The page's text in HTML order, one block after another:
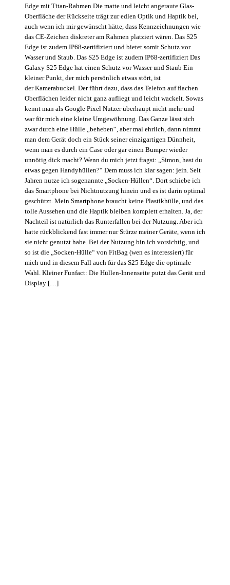
Edge mit Titan-Rahmen Die matte und leicht angeraute Glas-
Oberfläche der Rückseite trägt zur edlen Optik und Haptik bei,
auch wenn ich mir gewünscht hätte, dass Kennzeichnungen wie
das CE-Zeichen diskreter am Rahmen platziert wären. Das S25
Edge ist zudem IP68-zertifiziert und bietet somit Schutz vor
Wasser und Staub. Das S25 Edge ist zudem IP68-zertifiziert Das
Galaxy S25 Edge hat einen Schutz vor Wasser und Staub Ein
kleiner Punkt, der mich persönlich etwas stört, ist
der Kamerabuckel. Der führt dazu, dass das Telefon auf flachen
Oberflächen leider nicht ganz aufliegt und leicht wackelt. Sowas
kennt man als Google Pixel Nutzer überhaupt nicht mehr und
war für mich eine kleine Umgewöhnung. Das Ganze lässt sich
zwar durch eine Hülle „beheben“, aber mal ehrlich, dann nimmt
man dem Gerät doch ein Stück seiner einzigartigen Dünnheit,
wenn man es durch ein Case oder gar einen Bumper wieder
unnötig dick macht? Wenn du mich jetzt fragst: „Simon, hast du
etwas gegen Handyhüllen?“ Dem muss ich klar sagen: jein. Seit
Jahren nutze ich sogenannte „Socken-Hüllen“. Dort schiebe ich
das Smartphone bei Nichtnutzung hinein und es ist darin optimal
geschützt. Mein Smartphone braucht keine Plastikhülle, und das
tolle Aussehen und die Haptik bleiben komplett erhalten. Ja, der
Nachteil ist natürlich das Runterfallen bei der Nutzung. Aber ich
hatte rückblickend fast immer nur Stürze meiner Geräte, wenn ich
sie nicht genutzt habe. Bei der Nutzung bin ich vorsichtig, und
so ist die „Socken-Hülle“ von FitBag (wen es interessiert) für
mich und in diesem Fall auch für das S25 Edge die optimale
Wahl. Kleiner Funfact: Die Hüllen-Innenseite putzt das Gerät und
Display […]